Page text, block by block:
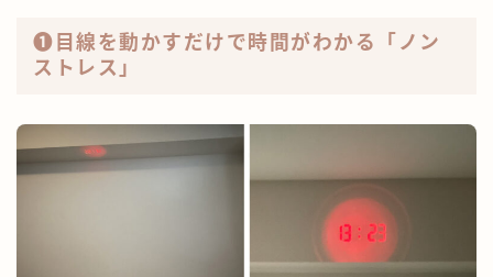
❶目線を動かすだけで時間がわかる「ノン
ストレス」